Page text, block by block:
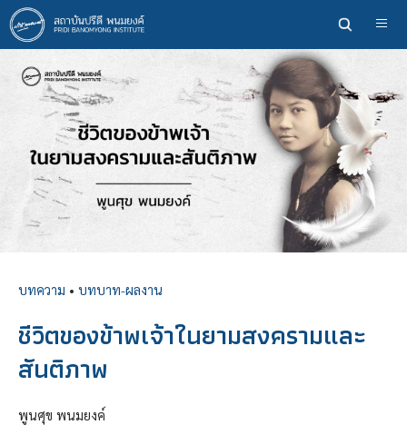
ข้าม
ไป
ยัง
เนื้อหา
บทความ • บทบาท-ผลงาน
ชีวิตของข้าพเจ้าในยามสงครามและ
สันติภาพ
พูนศุข พนมยงค์